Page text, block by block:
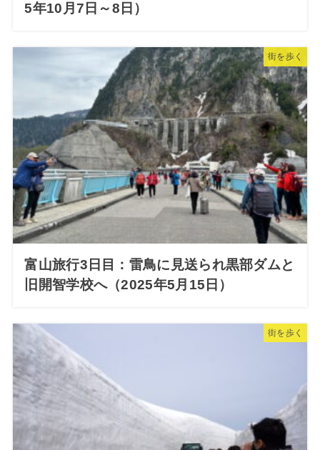
5年10月7日～8日）
街を歩く
富山旅行3日目：雷鳥に見送られ黒部ダムと
旧開智学校へ（2025年5月15日）
街を歩く